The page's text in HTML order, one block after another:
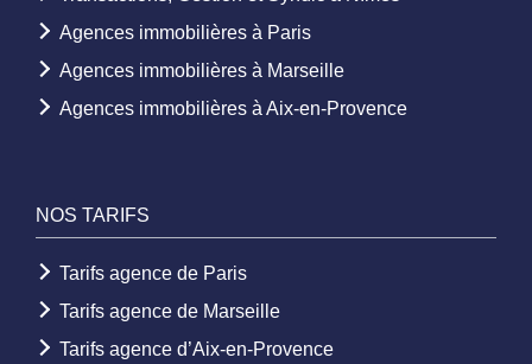
Agences immobilières à Paris
Agences immobilières à Marseille
Agences immobilières à Aix-en-Provence
NOS TARIFS
Tarifs agence de Paris
Tarifs agence de Marseille
Tarifs agence d’Aix-en-Provence